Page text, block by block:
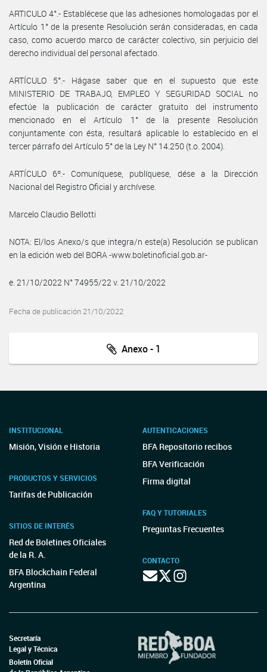
ARTICULO 4°.- Establécese que las adhesiones homologadas por el
Artículo 1° de la presente Resolución serán consideradas, en cada
caso, como acuerdo marco de carácter colectivo, sin perjuicio del
derecho individual del personal afectado.
ARTÍCULO 5°.- Hágase saber que en el supuesto que este
MINISTERIO DE TRABAJO, EMPLEO Y SEGURIDAD SOCIAL no
efectúe la publicación de carácter gratuito del instrumento
mencionado en el Artículo 1° de la presente Resolución
conjuntamente con ésta, resultará aplicable lo establecido en el
tercer párrafo del Artículo 5° de la Ley N° 14.250 (t.o. 2004).
ARTÍCULO 6º.- Comuníquese, publíquese, dése a la Dirección
Nacional del Registro Oficial y archívese.
Marcelo Claudio Bellotti
NOTA: El/los Anexo/s que integra/n este(a) Resolución se publican
en la edición web del BORA -www.boletinoficial.gob.ar-
e. 21/10/2022 N° 74955/22 v. 21/10/2022
Fecha de publicación 21/10/2022
Anexo - 1
INSTITUCIONAL
Misión, Visión e Historia
PRODUCTOS Y SERVICIOS
Tarifas de Publicación
SITIOS DE INTERÉS
Red de Boletines Oficiales
de la R. A.
BFA Blockchain Federal
Argentina
AUTENTICACIONES
BFA Repositorio recibos
BFA Verificación
Firma digital
FAQ Y TUTORIALES
Preguntas Frecuentes
CONTACTO
Secretaría
Legal y Técnica
Boletín Oficial